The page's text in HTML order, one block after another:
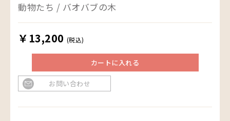
動物たち / バオバブの木
￥13,200 (税込)
カートに入れる
お問い合わせ